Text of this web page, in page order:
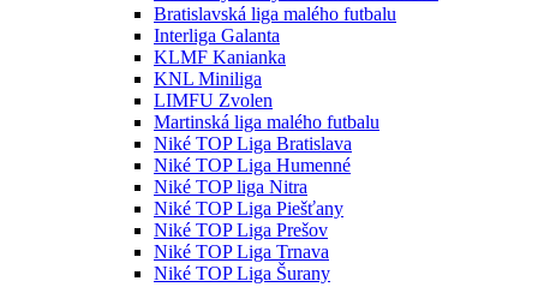
Bratislavská liga malého futbalu
Interliga Galanta
KLMF Kanianka
KNL Miniliga
LIMFU Zvolen
Martinská liga malého futbalu
Niké TOP Liga Bratislava
Niké TOP Liga Humenné
Niké TOP liga Nitra
Niké TOP Liga Piešťany
Niké TOP Liga Prešov
Niké TOP Liga Trnava
Niké TOP Liga Šurany